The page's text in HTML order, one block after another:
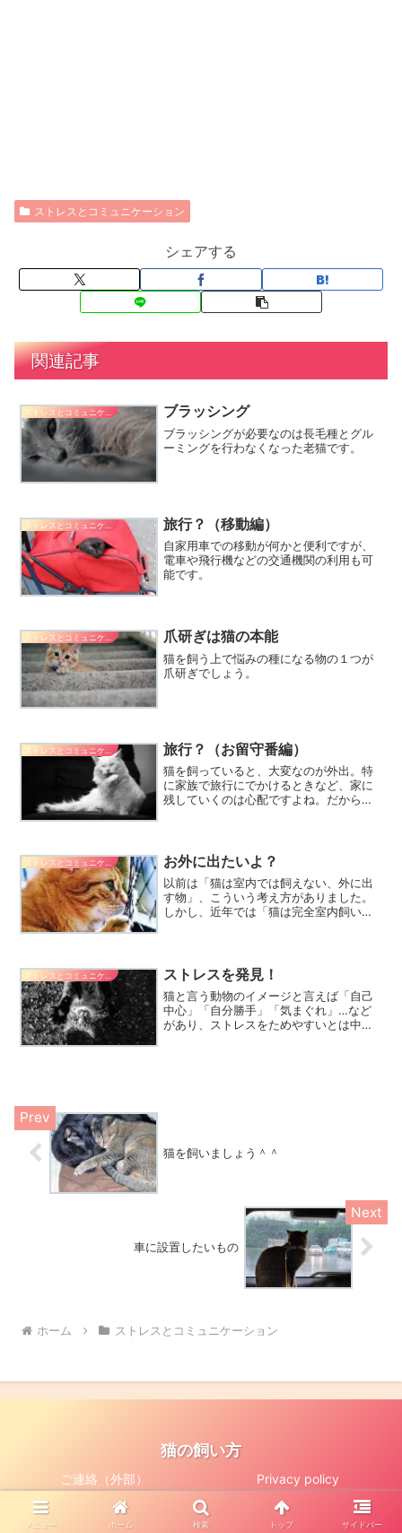
ストレスとコミュニケーション
シェアする
関連記事
ストレスとコミュニケーション ブラッシング
ブラッシングが必要なのは長毛種とグル
ーミングを行わなくなった老猫です。
旅行？（移動編）
自家用車での移動が何かと便利ですが、
電車や飛行機などの交通機関の利用も可
能です。
爪研ぎは猫の本能
猫を飼う上で悩みの種になる物の１つが
爪研ぎでしょう。
旅行？（お留守番編）
猫を飼っていると、大変なのが外出。特
に家族で旅行にでかけるときなど、家に
残していくのは心配ですよね。だから、
お外に出たいよ？
以前は「猫は室内では飼えない、外に出
す物」、こういう考え方がありました。
しかし、近年では「猫は完全室内飼い」
ストレスを発見！
猫と言う動物のイメージと言えば「自己
中心」「自分勝手」「気まぐれ」…など
があり、ストレスをためやすいとは中々
猫を飼いましょう＾＾
車に設置したいもの
ホーム ストレスとコミュニケーション
猫の飼い方
ご連絡（外部） Privacy policy
© 2004 猫の飼い方.
メニュー ホーム 検索 トップ サイドバー